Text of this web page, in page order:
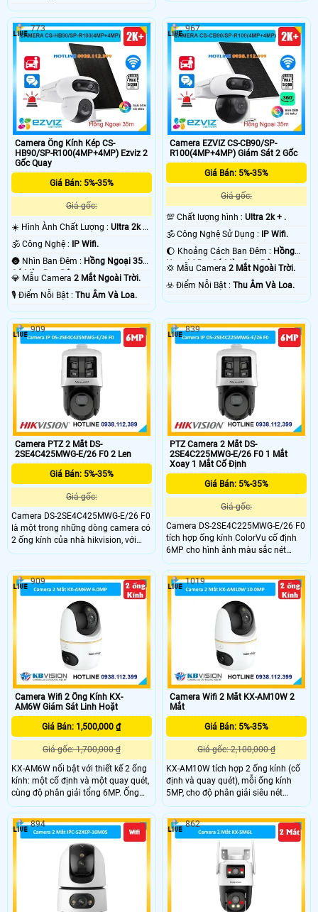
Camera Ống Kính Kép CS-
HB90/SP-R100(4MP+4MP) Ezviz 2
Gốc Quay
Giá Bán: 5%-35%
Giá gốc:
☀️ Hình Ành Chất Lượng : Ultra 2k +
🕉️ Công Nghệ :
IP Wifi.
🌚 Nhìn Ban Đêm : Hồng Ngoại 35m
Có Màu Ban Ðêm.
💎 Mẫu Camera 2 Mắt Ngoài Trời.
️🎙 Điểm Nỗi Bật : Thu Âm Và Loa.
773
Camera EZVIZ CS-CB90/SP-
R100(4MP+4MP) Giám Sát 2 Gốc
Giá Bán: 5%-35%
Giá gốc:
💯 Chất lượng hình :Ultra 2k + .
🕉️ Công Nghệ Sử Dụng :
IP Wifi.
🌔 Khoảng Cách Ban Đêm : Hồng
Ngoại 35m Có Màu Ban Ðêm.
💢 Mẫu Camera2 Mắt Ngoài Trời.
️☣️ Điểm Nỗi Bật :Thu Âm Và Loa.
967
Camera PTZ 2 Mắt DS-
2SE4C425MWG-E/26 F0 2 Len
Giá Bán: 5%-35%
Giá gốc:
Camera DS-2SE4C425MWG-E/26 F0
là một trong những dòng camera có
2 ống kính của nhà hikvision, với
ống kính cố định độ phân giải
cho ra hình ảnh sắc netsm trang bị
đèn Led giúp nhìn có màu vào ban
đêm khoảng cách 30m ấn tượng
909
PTZ Camera 2 Mắt DS-
2SE4C225MWG-E/26 F0 1 Mắt
Xoay 1 Mắt Cố Định
Giá Bán: 5%-35%
Giá gốc:
Camera DS-2SE4C225MWG-E/26 F0
tích hợp ống kính ColorVu cố định
6MP cho hình ảnh màu sắc nét
ngay cả ban đêm, cùng camera PTZ
2MP hỗ trợ zoom quang 25X, dễ
dàng quan sát chi tiết ở khoảng
cách xa. Đây là giải pháp tối ưu cho
các khu vực cần giám sát rộng và
chính xác.
839
Camera Wifi 2 Ống Kính KX-
AM6W Giám Sát Linh Hoặt
Giá Bán: 1,500,000 ₫
Giá gốc: 1,700,000 ₫
KX-AM6W nổi bật với thiết kế 2 ống
kính: một cố định và một quay quét,
cùng độ phân giải tổng 6MP. Ống
kính quay có khả năng xoay ngang
349°, dọc -5~90°, tích hợp hồng
ngoại và LED sáng ấm cho hình ảnh
rõ nét ngày đêm. Tất cả điều khiển
dễ dàng qua ứng dụng KBView Plus.
909
Camera Wifi 2 Mắt KX-AM10W 2
Mắt
Giá Bán: 5%-35%
Giá gốc: 2,100,000 ₫
KX-AM10W tích hợp 2 ống kính (cố
định và quay quét), mỗi ống kính
5MP, cho độ phân giải siêu nét
10MP. Góc nhìn rộng 86°, quay
ngang 349°, dọc -5~90°, kết hợp
hồng ngoại và LED sáng ấm giúp
ghi hình rõ nét cả ngày lẫn đêm.
Điều khiển trực tiếp dễ dàng qua
ứng dụng KBView Plus.
1019
894 862